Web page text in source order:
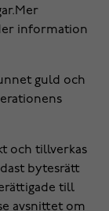
information
guld och
och tillverkas
bytesrätt
till
avsnittet om